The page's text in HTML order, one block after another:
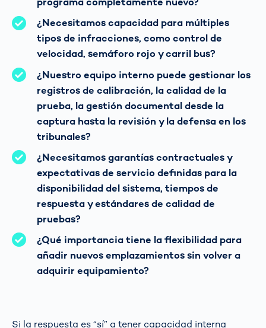
¿Necesitamos capacidad para múltiples
tipos de infracciones, como control de
velocidad, semáforo rojo y carril bus?
¿Nuestro equipo interno puede gestionar los
registros de calibración, la calidad de la
prueba, la gestión documental desde la
captura hasta la revisión y la defensa en los
tribunales?
¿Necesitamos garantías contractuales y
expectativas de servicio definidas para la
disponibilidad del sistema, tiempos de
respuesta y estándares de calidad de
pruebas?
¿Qué importancia tiene la flexibilidad para
añadir nuevos emplazamientos sin volver a
adquirir equipamiento?
Si la respuesta es “sí” a tener capacidad interna